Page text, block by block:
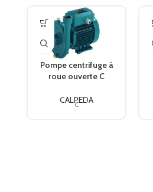
Pompe centrifuge à
roue ouverte C
CALPEDA
C